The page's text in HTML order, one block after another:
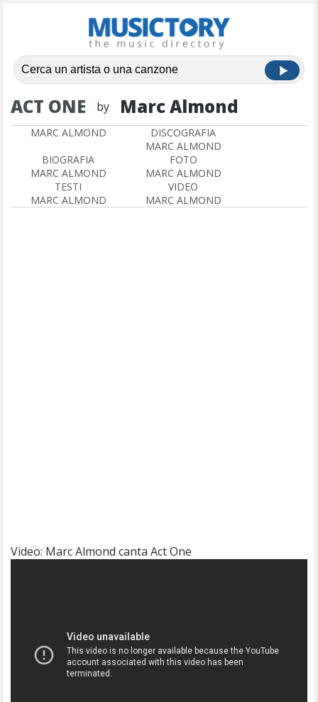
ACT ONE by Marc Almond
MARC ALMOND
DISCOGRAFIA
MARC ALMOND
BIOGRAFIA
MARC ALMOND
FOTO
MARC ALMOND
TESTI
MARC ALMOND
VIDEO
MARC ALMOND
Video: Marc Almond canta Act One